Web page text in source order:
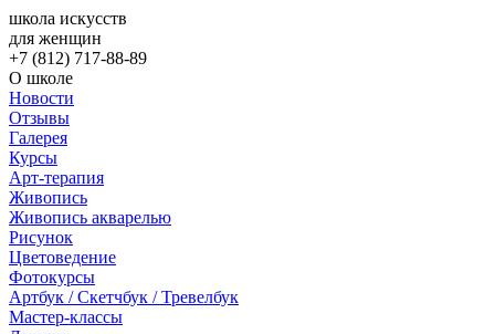
школа искусств
для женщин
+7 (812) 717-88-89
О школе
Новости
Отзывы
Галерея
Курсы
Арт-терапия
Живопись
Живопись акварелью
Рисунок
Цветоведение
Фотокурсы
Артбук / Скетчбук / Тревелбук
Мастер-классы